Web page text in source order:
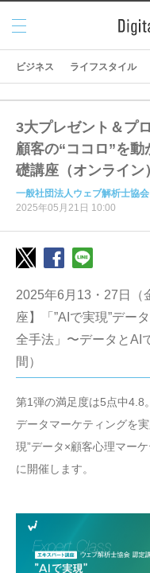
メニ
ュー
ビジネス ライフスタイル
3大プレゼント＆プ
顧客の“ココロ”を
礎講座（オンライン）
一般社団法人ウェブ解析士協会
2025年05月21日 10:00
2025年6月13・27日
座】「”AIで実現”デー
全手法」〜データとAI
間）
第1弾の満足度は5点中4.8
データマーケティングを
現”データ×顧客心理マー
に開催します。